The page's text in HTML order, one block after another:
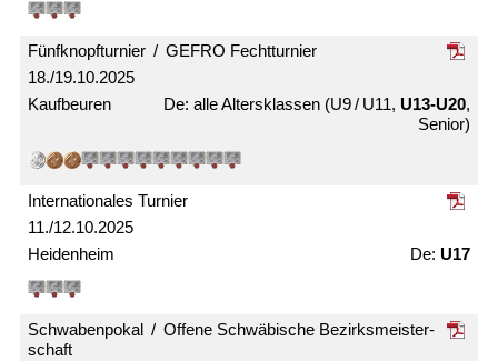
18./19.10.2025
Fünfknopf­turnier / GEFRO Fecht­turnier
Kaufbeuren alle Alters­klassen (U9 / U11, U13-U20,
Senior)
11./12.10.2025
Internationales Turnier
Heidenheim U17
Schwabenpokal / Offene Schwäbische Bezirks­meister­
schaft